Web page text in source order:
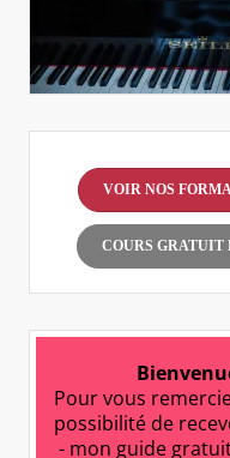
VOIR NOS
COURS GRATUIT